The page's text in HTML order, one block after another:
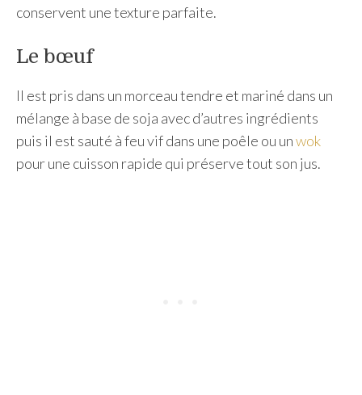
conservent une texture parfaite.
Le bœuf
Il est pris dans un morceau tendre et mariné dans un
mélange à base de soja avec d’autres ingrédients
puis il est sauté à feu vif dans une poêle ou unwok
pour une cuisson rapide qui préserve tout son jus.